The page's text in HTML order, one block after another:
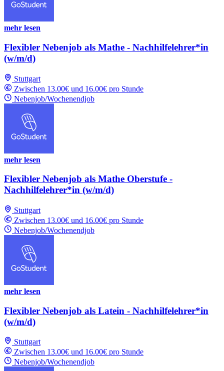
mehr lesen
Flexibler Nebenjob als Mathe - Nachhilfelehrer*in
(w/m/d)
Stuttgart
Zwischen 13.00€ und 16.00€ pro Stunde
Nebenjob/Wochenendjob
mehr lesen
Flexibler Nebenjob als Mathe Oberstufe -
Nachhilfelehrer*in (w/m/d)
Stuttgart
Zwischen 13.00€ und 16.00€ pro Stunde
Nebenjob/Wochenendjob
mehr lesen
Flexibler Nebenjob als Latein - Nachhilfelehrer*in
(w/m/d)
Stuttgart
Zwischen 13.00€ und 16.00€ pro Stunde
Nebenjob/Wochenendjob